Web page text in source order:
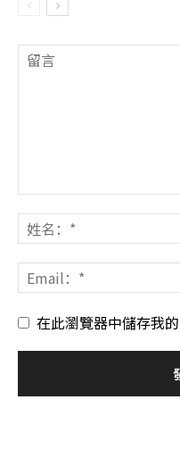
在此瀏覽器中儲存我